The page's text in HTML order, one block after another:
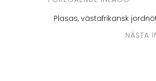
Plasas, västafrikansk
NÄSTA